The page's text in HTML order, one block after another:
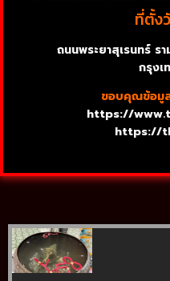
ที่ตั้ง
ถนนพระยาสุเรนทร์​ ร
กรุงเ
ขอบคุณข้อมู
https://
https://